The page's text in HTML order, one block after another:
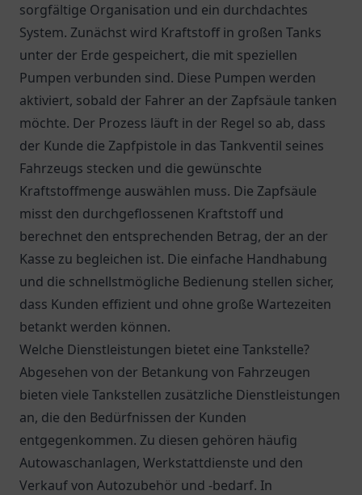
sorgfältige Organisation und ein durchdachtes
System. Zunächst wird Kraftstoff in großen Tanks
unter der Erde gespeichert, die mit speziellen
Pumpen verbunden sind. Diese Pumpen werden
aktiviert, sobald der Fahrer an der Zapfsäule tanken
möchte. Der Prozess läuft in der Regel so ab, dass
der Kunde die Zapfpistole in das Tankventil seines
Fahrzeugs stecken und die gewünschte
Kraftstoffmenge auswählen muss. Die Zapfsäule
misst den durchgeflossenen Kraftstoff und
berechnet den entsprechenden Betrag, der an der
Kasse zu begleichen ist. Die einfache Handhabung
und die schnellstmögliche Bedienung stellen sicher,
dass Kunden effizient und ohne große Wartezeiten
betankt werden können.
Welche Dienstleistungen bietet eine Tankstelle?
Abgesehen von der Betankung von Fahrzeugen
bieten viele Tankstellen zusätzliche Dienstleistungen
an, die den Bedürfnissen der Kunden
entgegenkommen. Zu diesen gehören häufig
Autowaschanlagen, Werkstattdienste und den
Verkauf von Autozubehör und -bedarf. In